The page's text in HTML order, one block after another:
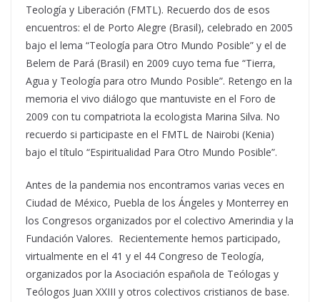
Teología y Liberación (FMTL). Recuerdo dos de esos
encuentros: el de Porto Alegre (Brasil), celebrado en 2005
bajo el lema “Teología para Otro Mundo Posible” y el de
Belem de Pará (Brasil) en 2009 cuyo tema fue “Tierra,
Agua y Teología para otro Mundo Posible”. Retengo en la
memoria el vivo diálogo que mantuviste en el Foro de
2009 con tu compatriota la ecologista Marina Silva. No
recuerdo si participaste en el FMTL de Nairobi (Kenia)
bajo el título “Espiritualidad Para Otro Mundo Posible”.
Antes de la pandemia nos encontramos varias veces en
Ciudad de México, Puebla de los Ángeles y Monterrey en
los Congresos organizados por el colectivo Amerindia y la
Fundación Valores. Recientemente hemos participado,
virtualmente en el 41 y el 44 Congreso de Teología,
organizados por la Asociación española de Teólogas y
Teólogos Juan XXIII y otros colectivos cristianos de base.